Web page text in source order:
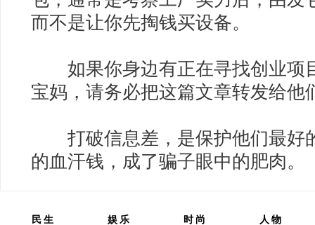
而不是让你先掏钱买设备。
如果你身边有正在寻找创业项
宝妈，请务必把这篇文章转发给他
打破信息差，是保护他们最好
的血汗钱，成了骗子眼中的肥肉。